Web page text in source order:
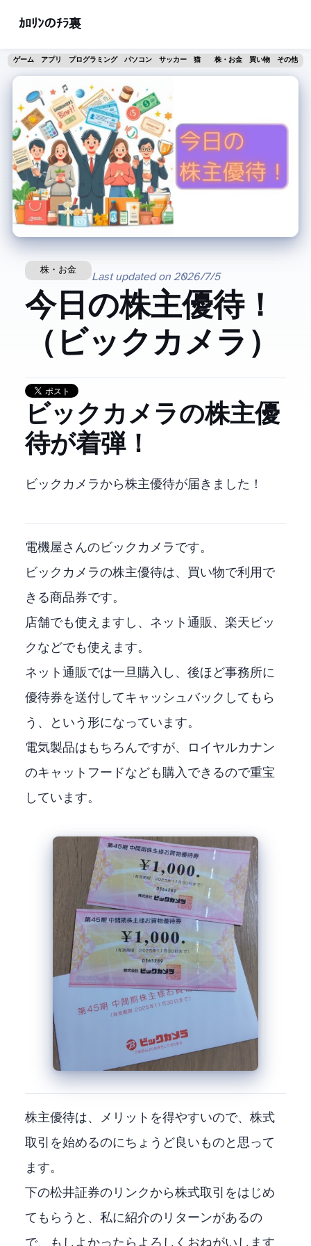
ｶﾛﾘﾝのﾁﾗ裏
ゲーム アプリ プログラミング パソコン サッカー 猫 株・お金 買い物 その他
株・お金
Last updated on 2026/7/5
今日の株主優待！
（3048 ビックカメラ）
3048 ビックカメラの株主優
待が着弾！
3048 ビックカメラから株主優待が届きました！
電機屋さんのビックカメラです。
ビックカメラの株主優待は、買い物で利用で
きる商品券です。
店舗でも使えますし、ネット通販、楽天ビッ
クなどでも使えます。
ネット通販では一旦購入し、後ほど事務所に
優待券を送付してキャッシュバックしてもら
う、という形になっています。
電気製品はもちろんですが、ロイヤルカナン
のキャットフードなども購入できるので重宝
しています。
株主優待は、メリットを得やすいので、株式
取引を始めるのにちょうど良いものと思って
ます。
下の松井証券のリンクから株式取引をはじめ
てもらうと、私に紹介のリターンがあるの
で、もしよかったらよろしくおねがいします